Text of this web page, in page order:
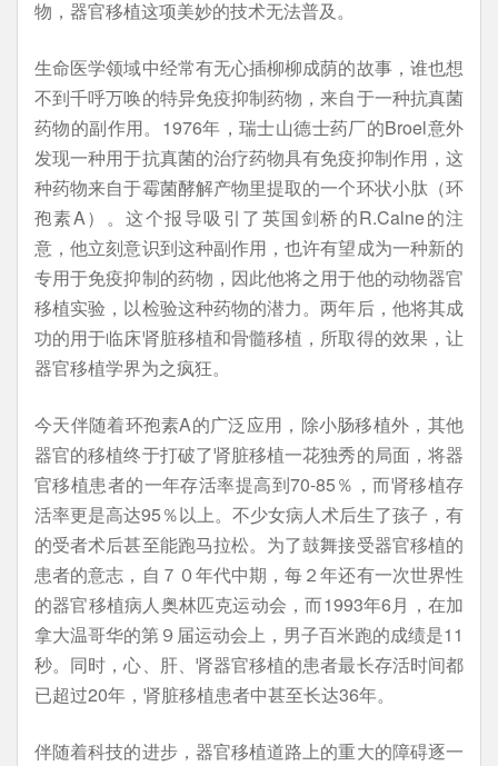
物，器官移植这项美妙的技术无法普及。
生命医学领域中经常有无心插柳柳成荫的故事，谁也想
不到千呼万唤的特异免疫抑制药物，来自于一种抗真菌
药物的副作用。1976年，瑞士山德士药厂的Broel意外
发现一种用于抗真菌的治疗药物具有免疫抑制作用，这
种药物来自于霉菌酵解产物里提取的一个环状小肽（环
孢素A）。这个报导吸引了英国剑桥的R.Calne的注
意，他立刻意识到这种副作用，也许有望成为一种新的
专用于免疫抑制的药物，因此他将之用于他的动物器官
移植实验，以检验这种药物的潜力。两年后，他将其成
功的用于临床肾脏移植和骨髓移植，所取得的效果，让
器官移植学界为之疯狂。
今天伴随着环孢素A的广泛应用，除小肠移植外，其他
器官的移植终于打破了肾脏移植一花独秀的局面，将器
官移植患者的一年存活率提高到70-85％，而肾移植存
活率更是高达95％以上。不少女病人术后生了孩子，有
的受者术后甚至能跑马拉松。为了鼓舞接受器官移植的
患者的意志，自７０年代中期，每２年还有一次世界性
的器官移植病人奥林匹克运动会，而1993年6月，在加
拿大温哥华的第９届运动会上，男子百米跑的成绩是11
秒。同时，心、肝、肾器官移植的患者最长存活时间都
已超过20年，肾脏移植患者中甚至长达36年。
伴随着科技的进步，器官移植道路上的重大的障碍逐一